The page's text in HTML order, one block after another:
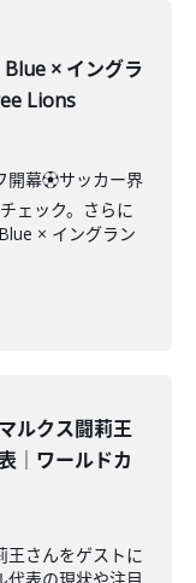
× イングラ
Lions
開幕⚽️サッカー界
ェック。さらに
× イングラン
ルクス闘莉王
｜ワールドカ
王さんをゲストに